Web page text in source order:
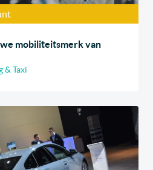
mobiliteitsmerk van
& Taxi